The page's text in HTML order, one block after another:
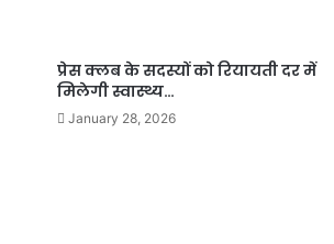
प्रेस क्लब के सदस्यों को रियायती दर में
मिलेगी स्वास्थ्य…
January 28, 2026